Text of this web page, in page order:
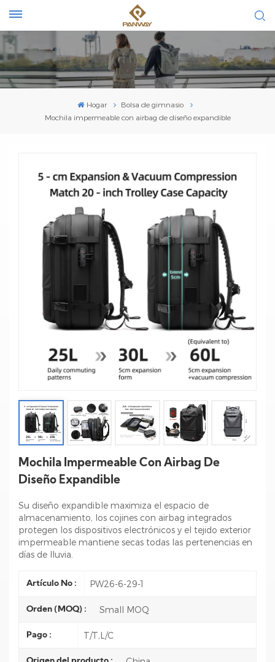
Hogar
Bolsa de gimnasio
Mochila impermeable con airbag de diseño expandible
Mochila Impermeable Con Airbag De
Diseño Expandible
Su diseño expandible maximiza el espacio de
almacenamiento, los cojines con airbag integrados
protegen los dispositivos electrónicos y el tejido exterior
impermeable mantiene secas todas las pertenencias en
días de lluvia.
Artículo No : PW26-6-29-1
Orden (MOQ) : Small MOQ
Pago : T/T,L/C